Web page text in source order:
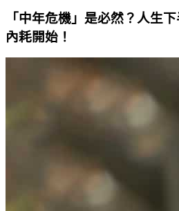
「中年危機」是必然？人生
內耗開始！